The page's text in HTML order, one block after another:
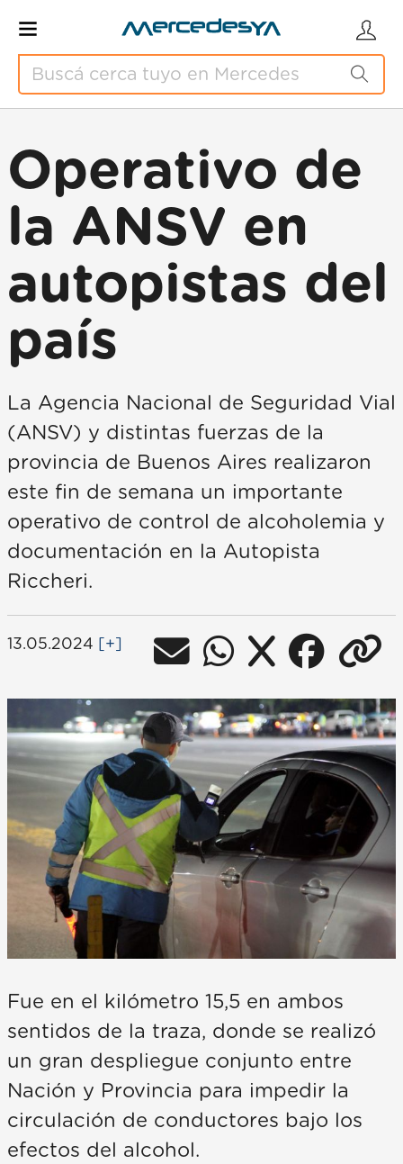
Operativo de
la ANSV en
autopistas del
país
La Agencia Nacional de Seguridad Vial
(ANSV) y distintas fuerzas de la
provincia de Buenos Aires realizaron
este fin de semana un importante
operativo de control de alcoholemia y
documentación en la Autopista
Riccheri.
13.05.2024 [+]
Fue en el kilómetro 15,5 en ambos
sentidos de la traza, donde se realizó
un gran despliegue conjunto entre
Nación y Provincia para impedir la
circulación de conductores bajo los
efectos del alcohol.